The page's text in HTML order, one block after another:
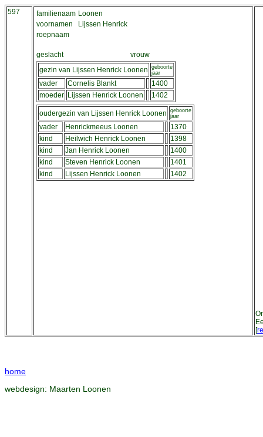
597 familienaam Loonen
voornamen
Lijssen Henrick
roepnaam
geslacht
vrouw
gezin van Lijssen Henrick Loonen
geboorte
jaar
vader Cornelis Blankt
1400
moeder Lijssen Henrick Loonen 1402
oudergezin van Lijssen Henrick Loonen
geboorte
jaar
vader Henrickmeeus Loonen
1370
kind
Heilwich Henrick Loonen
1398
kind
Jan Henrick Loonen
1400
kind
Steven Henrick Loonen
1401
kind
Lijssen Henrick Loonen 1402
[
home
webdesign: Maarten Loonen